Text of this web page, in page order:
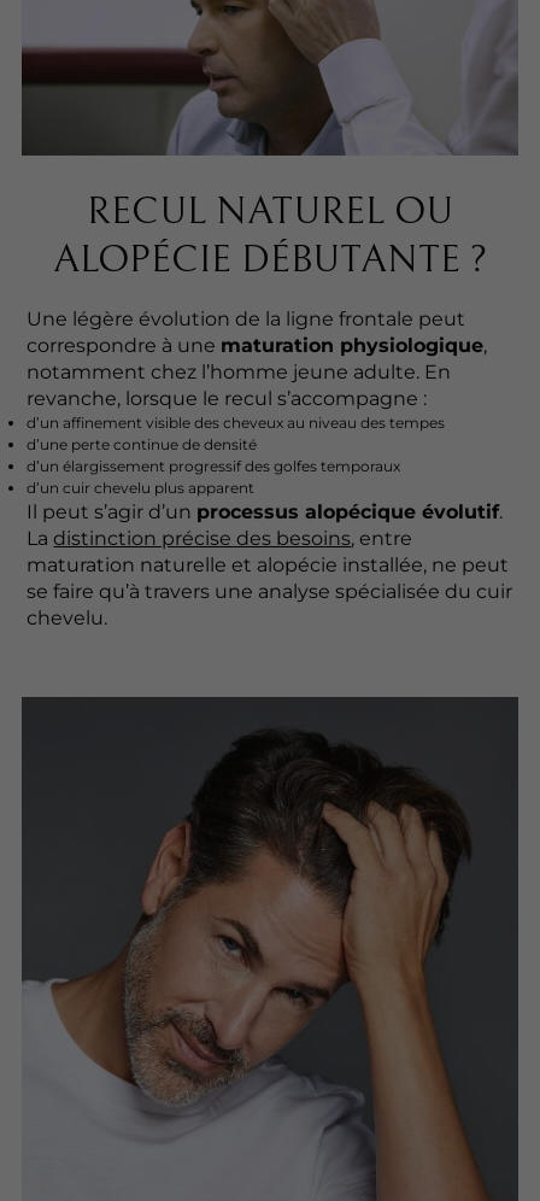
RECUL NATUREL OU
ALOPÉCIE DÉBUTANTE ?
Une légère évolution de la ligne frontale peut
correspondre à une maturation physiologique,
notamment chez l’homme jeune adulte. En
revanche, lorsque le recul s’accompagne :
d’un affinement visible des cheveux au niveau des tempes
d’une perte continue de densité
d’un élargissement progressif des golfes temporaux
d’un cuir chevelu plus apparent
Il peut s’agir d’un processus alopécique évolutif.
La distinction précise des besoins, entre
maturation naturelle et alopécie installée, ne peut
se faire qu’à travers une analyse spécialisée du cuir
chevelu.